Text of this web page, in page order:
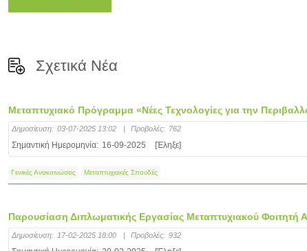
Σχετικά Νέα
Μεταπτυχιακό Πρόγραμμα «Νέες Τεχνολογίες για την
Δημοσίευση: 03-07-2025 13:02 | Προβολές: 762
Σημαντική Ημερομηνία: 16-09-2025 [Έληξε]
Γενικές Ανακοινώσεις Μεταπτυχιακές Σπουδές
Παρουσίαση Διπλωματικής Εργασίας Μεταπτυχιακού Φοιτητή
Δημοσίευση: 17-02-2025 18:00 | Προβολές: 932